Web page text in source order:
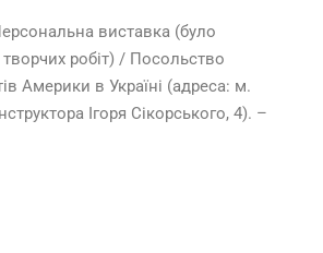
виставка (було
робіт) / Посольство
Америки в Україні (адреса: м.
Iгоря Сiкорського, 4). –